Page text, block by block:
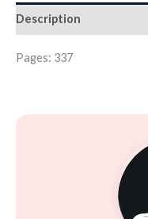
Description
Pages: 337